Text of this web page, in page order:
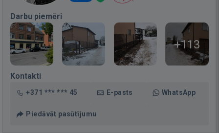
Darbu piemēri
+113
Kontakti
+371 *** *** 45 E-pasts WhatsApp
Piedāvāt pasūtījumu